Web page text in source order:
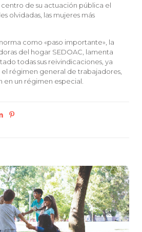
de su actuación pública el
olvidadas, las mujeres más
como «paso importante», la
del hogar SEDOAC, lamenta
todas sus reivindicaciones, ya
el régimen general de trabajadores,
en un régimen especial.